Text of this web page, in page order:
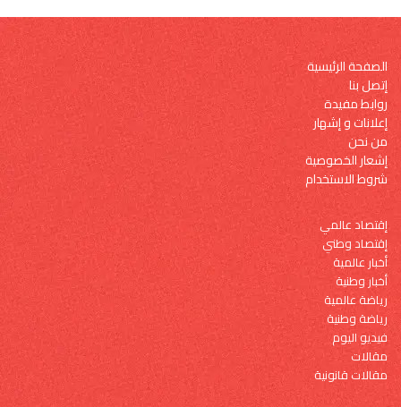
الصفحة الرئيسية
إتصل بنا
روابط مفيدة
إعلانات و إشهار
من نحن
إشعار الخصوصية
شروط الاستخدام
إقتصاد عالمي
إقتصاد وطني
أخبار عالمية
أخبار وطنية
رياضة عالمية
رياضة وطنية
فيديو اليوم
مقالات
مقالات قانونية